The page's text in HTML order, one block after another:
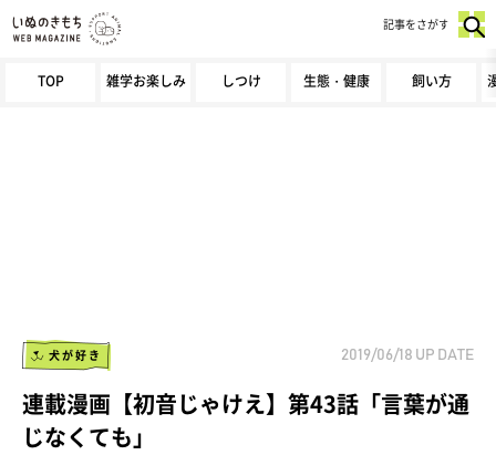
TOP 雑学お楽しみ しつけ 生態・健康 飼い方
記事をさがす
犬が好き 2019/06/18 UP DATE
連載漫画【初音じゃけえ】第43話「言葉が通
じなくても」